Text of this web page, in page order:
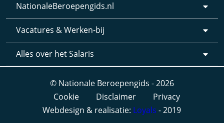
NationaleBeroepengids.nl
Vacatures & Werken-bij
Alles over het Salaris
© Nationale Beroepengids - 2026
Cookie
Disclaimer
Privacy
Webdesign & realisatie: Loyals - 2019